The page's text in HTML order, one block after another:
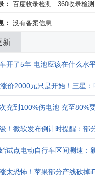
： 百度收录检测 360收录检测
： 没有备案信息
新
开了5年 电池应该在什么水
价2000元只是开始！三星
充到100%伤电池 充至80%
！微软发布倒计时提醒：部
试点电动自行车区间测速：
太恐怖！苹果部分产线砍掉